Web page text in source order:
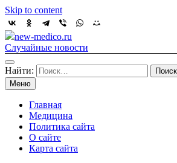
Skip to content
new-medico.ru
Случайные новости
Найти:
Меню
Главная
Медицина
Политика сайта
О сайте
Карта сайта